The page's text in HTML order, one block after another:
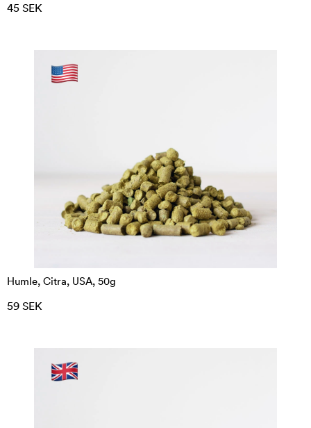
45 SEK
Humle, Citra, USA, 50g
59 SEK